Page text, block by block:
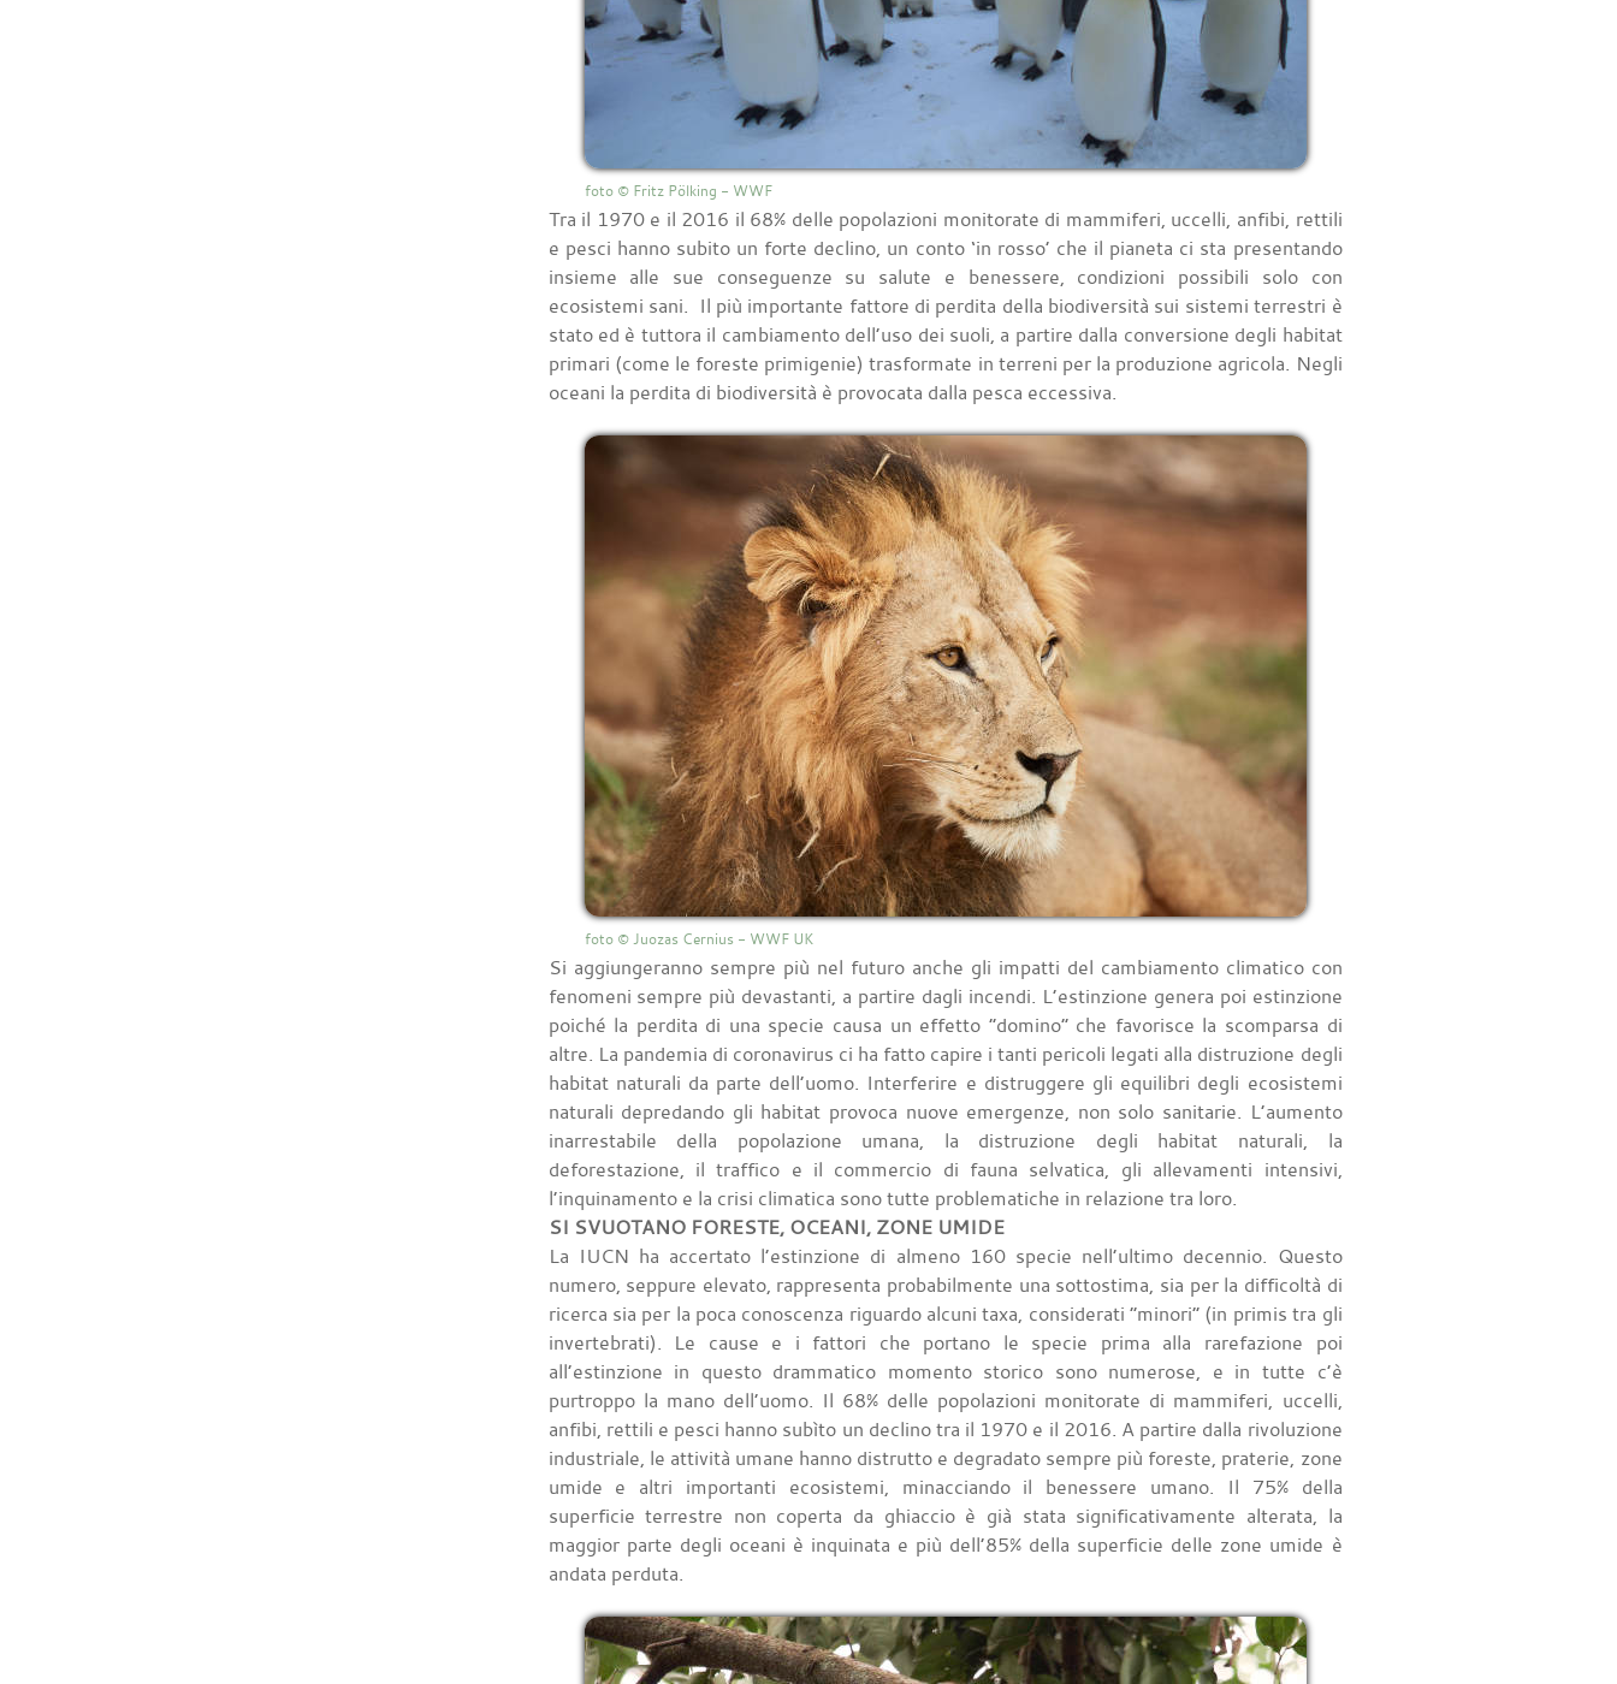
foto © Fritz Pölking - WWF
Tra il 1970 e il 2016 il 68% delle popolazioni monitorate di mammiferi, uccelli, anfibi, rettili
e pesci hanno subito un forte declino, un conto ‘in rosso’ che il pianeta ci sta presentando
insieme alle sue conseguenze su salute e benessere, condizioni possibili solo con
ecosistemi sani. Il più importante fattore di perdita della biodiversità sui sistemi terrestri è
stato ed è tuttora il cambiamento dell’uso dei suoli, a partire dalla conversione degli habitat
primari (come le foreste primigenie) trasformate in terreni per la produzione agricola. Negli
oceani la perdita di biodiversità è provocata dalla pesca eccessiva.
foto © Juozas Cernius - WWF UK
Si aggiungeranno sempre più nel futuro anche gli impatti del cambiamento climatico con
fenomeni sempre più devastanti, a partire dagli incendi. L’estinzione genera poi estinzione
poiché la perdita di una specie causa un effetto “domino” che favorisce la scomparsa di
altre. La pandemia di coronavirus ci ha fatto capire i tanti pericoli legati alla distruzione degli
habitat naturali da parte dell’uomo. Interferire e distruggere gli equilibri degli ecosistemi
naturali depredando gli habitat provoca nuove emergenze, non solo sanitarie. L’aumento
inarrestabile della popolazione umana, la distruzione degli habitat naturali, la
deforestazione, il traffico e il commercio di fauna selvatica, gli allevamenti intensivi,
l’inquinamento e la crisi climatica sono tutte problematiche in relazione tra loro.
SI SVUOTANO FORESTE, OCEANI, ZONE UMIDE
La IUCN ha accertato l’estinzione di almeno 160 specie nell’ultimo decennio. Questo
numero, seppure elevato, rappresenta probabilmente una sottostima, sia per la difficoltà di
ricerca sia per la poca conoscenza riguardo alcuni taxa, considerati “minori” (in primis tra gli
invertebrati). Le cause e i fattori che portano le specie prima alla rarefazione poi
all’estinzione in questo drammatico momento storico sono numerose, e in tutte c’è
purtroppo la mano dell’uomo. Il 68% delle popolazioni monitorate di mammiferi, uccelli,
anfibi, rettili e pesci hanno subìto un declino tra il 1970 e il 2016. A partire dalla rivoluzione
industriale, le attività umane hanno distrutto e degradato sempre più foreste, praterie, zone
umide e altri importanti ecosistemi, minacciando il benessere umano. Il 75% della
superficie terrestre non coperta da ghiaccio è già stata significativamente alterata, la
maggior parte degli oceani è inquinata e più dell’85% della superficie delle zone umide è
andata perduta.